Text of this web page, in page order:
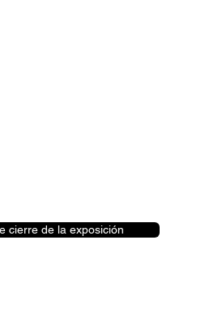
cierre de la exposición